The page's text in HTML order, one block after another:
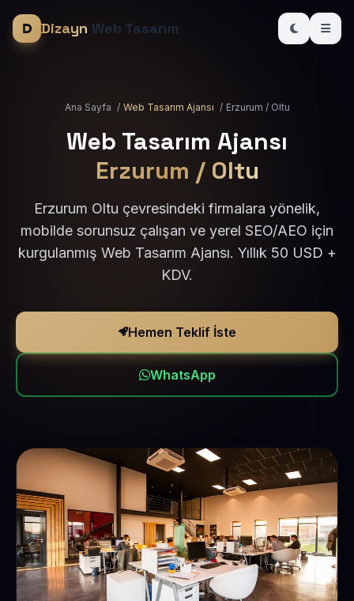
Dizayn Web Tasarım
Ana Sayfa / Web Tasarım Ajansı / Erzurum / Oltu
Web Tasarım Ajansı
Erzurum / Oltu
Erzurum Oltu çevresindeki firmalara yönelik,
mobilde sorunsuz çalışan ve yerel SEO/AEO için
kurgulanmış Web Tasarım Ajansı. Yıllık 50 USD +
KDV.
Hemen Teklif İste
WhatsApp